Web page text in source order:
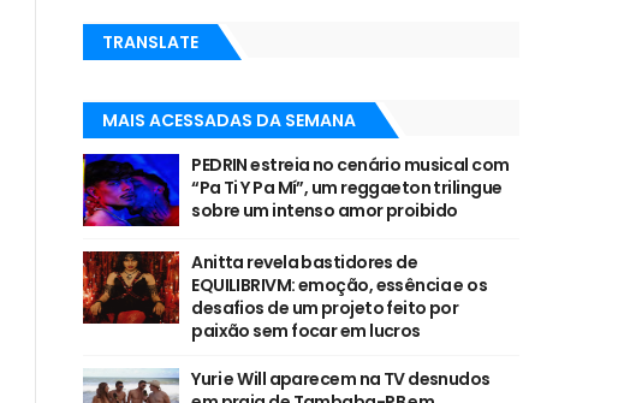
TRANSLATE
MAIS ACESSADAS DA SEMANA
PEDRIN estreia no cenário musical com
“Pa Ti Y Pa Mí”, um reggaeton trilingue
sobre um intenso amor proibido
Anitta revela bastidores de
EQUILIBRIVM: emoção, essência e os
desafios de um projeto feito por
paixão sem focar em lucros
Yuri e Will aparecem na TV desnudos